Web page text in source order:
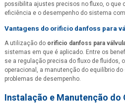
possibilita ajustes precisos no fluxo, o que
eficiência e o desempenho do sistema
Vantagens do orificio danfoss para
A utilização do orificio danfoss para
sistemas em que é aplicado. Entre os
se a regulação precisa do fluxo de fluidos,
operacional, a manutenção do equilíbrio
problemas de desempenho.
Instalação e Manutenção do